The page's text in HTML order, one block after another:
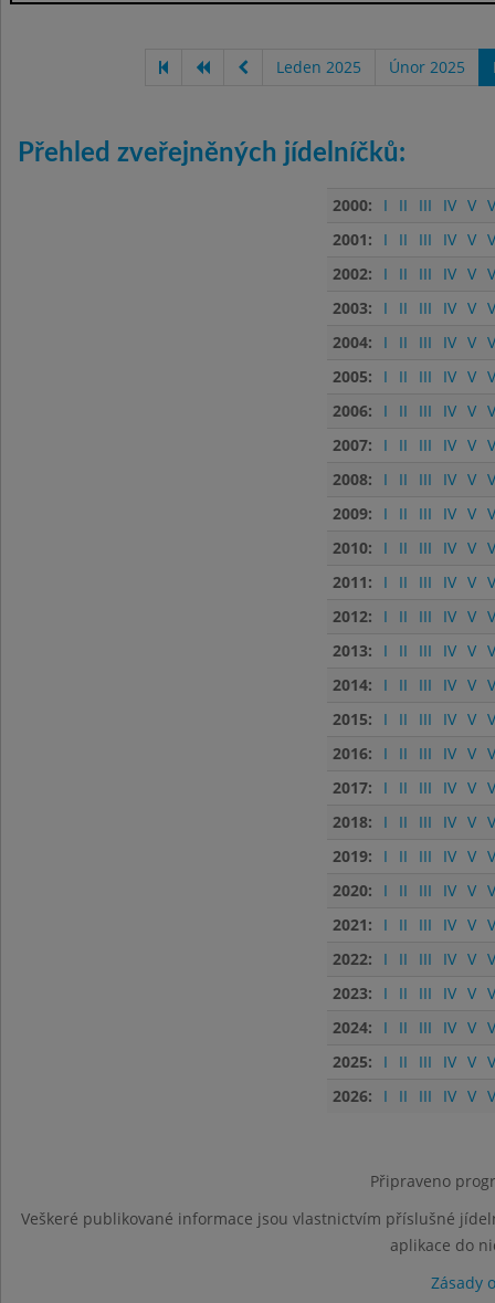
Leden 2025 Únor 2025
Přehled zveřejněných jídelníčků:
2000: I II III IV V
2001:
I II III IV V
2002:
I II III IV V
2003:
I II III IV V
2004:
I II III IV V
2005:
I II III IV V
2006:
I II III IV V
2007:
I II III IV V
2008:
I II III IV V
2009:
I II III IV V
2010:
I II III IV V
2011:
I II III IV V
2012:
I II III IV V
2013:
I II III IV V
2014:
I II III IV V
2015:
I II III IV V
2016:
I II III IV V
2017:
I II III IV V
2018:
I II III IV V
2019:
I II III IV V
2020:
I II III IV V
2021:
I II III IV V
2022:
I II III IV V
2023:
I II III IV V
2024:
I II III IV V
2025:
I II III IV V
2026:
I II III IV V
Připraveno
Veškeré publikované informace jsou vlastnictvím příslušné
aplikace do
Zásady